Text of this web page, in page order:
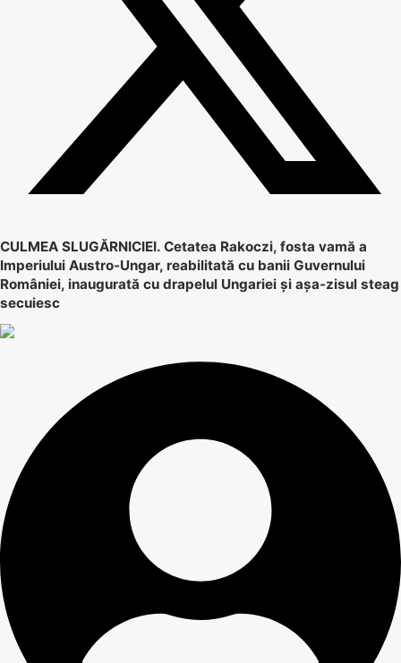
CULMEA SLUGĂRNICIEI. Cetatea Rakoczi, fosta vamă a
Imperiului Austro-Ungar, reabilitată cu banii Guvernului
României, inaugurată cu drapelul Ungariei și așa-zisul steag
secuiesc